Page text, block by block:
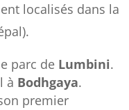
localisés dans la
parc de Lumbini.
à Bodhgaya.
premier